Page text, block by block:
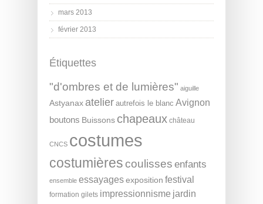
mars 2013
février 2013
Étiquettes
"d'ombres et de lumières" aiguille
Astyanax atelier autrefois le blanc Avignon
boutons Buissons chapeaux château
CNCS costumes
costumières coulisses enfants
ensemble essayagesexposition festival
formation gilets impressionnisme jardin